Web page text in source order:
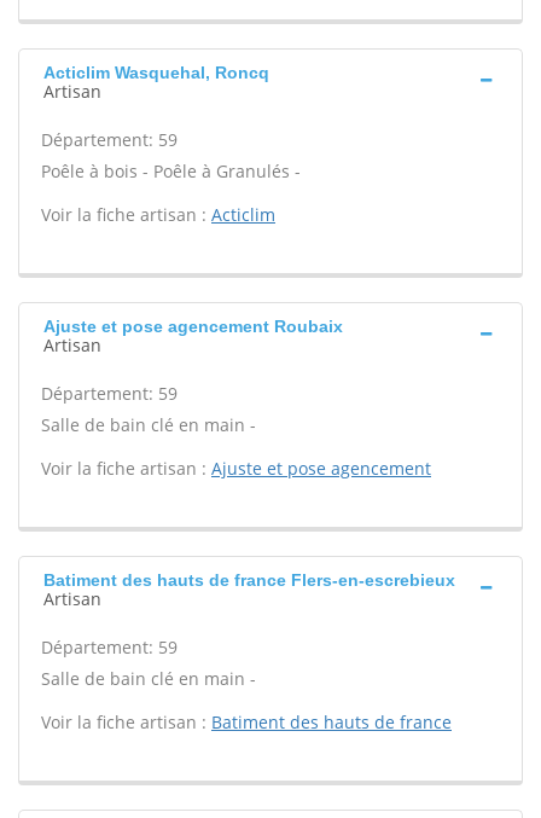
Acticlim Wasquehal, Roncq
Artisan
Département: 59
Poêle à bois - Poêle à Granulés -
Voir la fiche artisan : Acticlim
Ajuste et pose agencement Roubaix
Artisan
Département: 59
Salle de bain clé en main -
Voir la fiche artisan : Ajuste et pose agencement
Batiment des hauts de france Flers-en-escrebieux
Artisan
Département: 59
Salle de bain clé en main -
Voir la fiche artisan : Batiment des hauts de france